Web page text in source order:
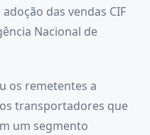
das vendas CIF
Nacional de
os remetentes a
transportadores que
um segmento